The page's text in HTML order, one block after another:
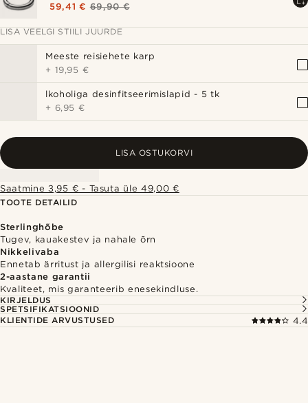
59,41 € 69,90 €
LISA VEELGI STIILI JUURDE
Meeste reisiehete karp
+ 19,95 €
lkoholiga desinfitseerimislapid - 5 tk
+ 6,95 €
LISA OSTUKORVI
Saatmine 3,95 € - Tasuta üle 49,00 €
TOOTE DETAILID
Sterlinghõbe
Tugev, kauakestev ja nahale õrn
Nikkelivaba
Ennetab ärritust ja allergilisi reaktsioone
2-aastane garantii
Kvaliteet, mis garanteerib enesekindluse.
KIRJELDUS
SPETSIFIKATSIOONID
KLIENTIDE ARVUSTUSED
4.4